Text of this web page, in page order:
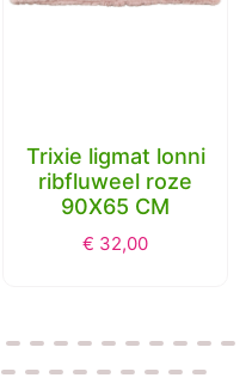
Trixie ligmat lonni
ribfluweel roze
90X65 CM
€ 32,00